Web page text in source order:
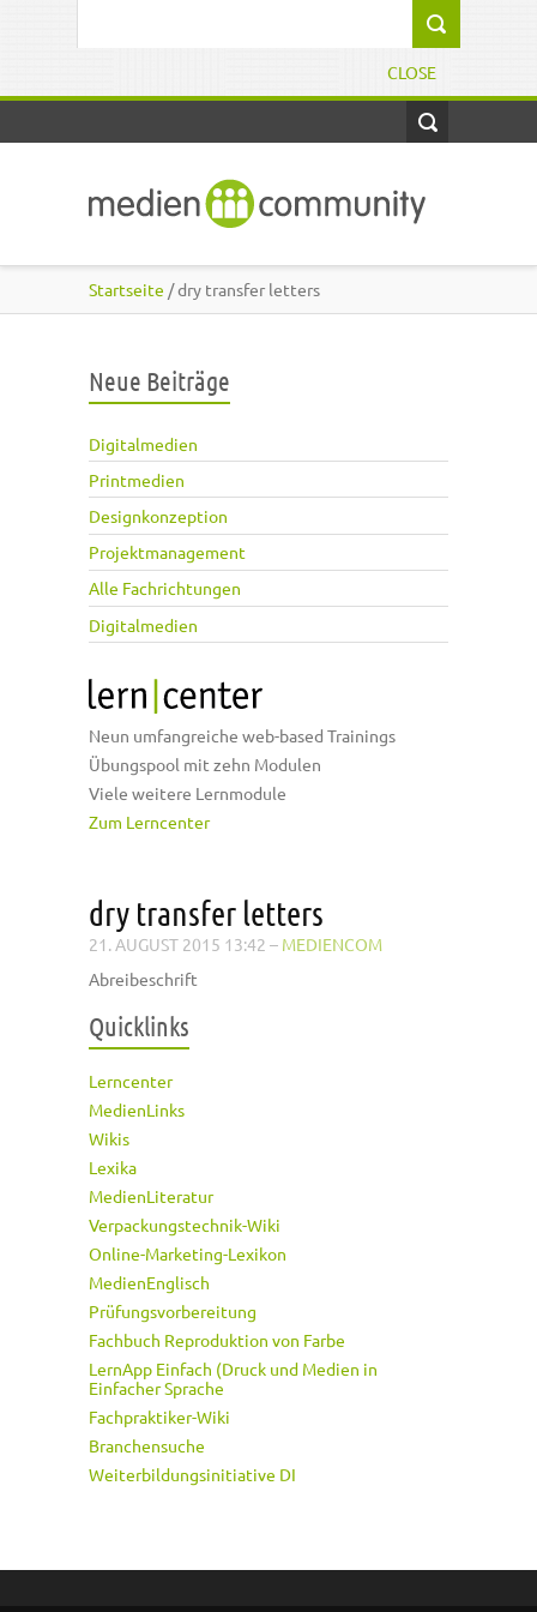
CLOSE
Startseite / dry transfer letters
Neue Beiträge
Digitalmedien
Printmedien
Designkonzeption
Projektmanagement
Alle Fachrichtungen
Digitalmedien
Neun umfangreiche web-based Trainings
Übungspool mit zehn Modulen
Viele weitere Lernmodule
Zum Lerncenter
dry transfer letters
21. AUGUST 2015 13:42 – MEDIENCOM
Abreibeschrift
Quicklinks
Lerncenter
MedienLinks
Wikis
Lexika
MedienLiteratur
Verpackungstechnik-Wiki
Online-Marketing-Lexikon
MedienEnglisch
Prüfungsvorbereitung
Fachbuch Reproduktion von Farbe
LernApp Einfach (Druck und Medien in
Einfacher Sprache
Fachpraktiker-Wiki
Branchensuche
Weiterbildungsinitiative DI